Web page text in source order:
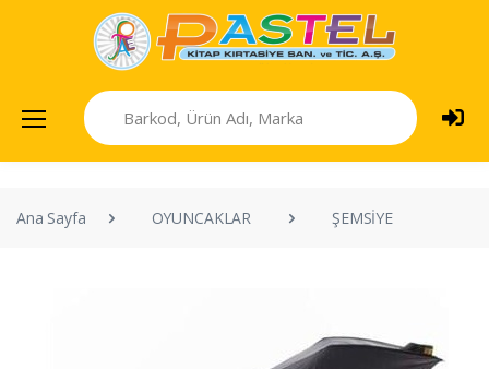
Ana Sayfa OYUNCAKLAR ŞEMSİYE